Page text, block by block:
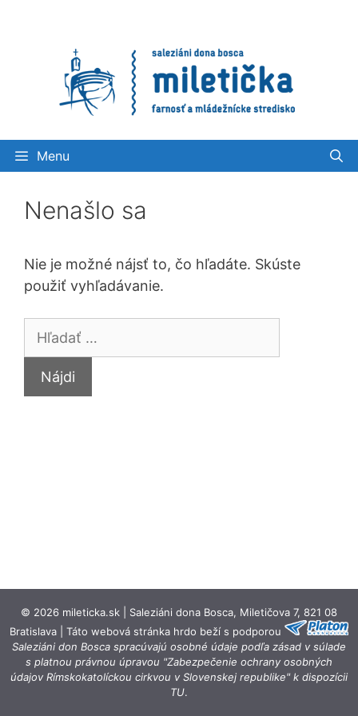
Menu
Nenašlo sa
Nie je možné nájsť to, čo hľadáte. Skúste
použiť vyhľadávanie.
Hľadať:
© 2026 mileticka.sk | Saleziáni dona Bosca, Miletičova 7, 821 08
Bratislava | Táto webová stránka hrdo beží s podporou
Saleziáni don Bosca spracúvajú osobné údaje podľa zásad v súlade
s platnou právnou úpravou "Zabezpečenie ochrany osobných
údajov Rímskokatolíckou cirkvou v Slovenskej republike" k dispozícii
TU.